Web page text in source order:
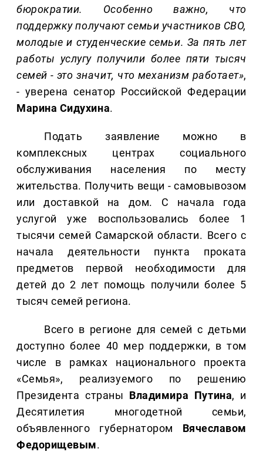
бюрократии. Особенно важно, что
поддержку получают семьи участников СВО,
молодые и студенческие семьи. За пять лет
работы услугу получили более пяти тысяч
семей - это значит, что механизм работает»,
- уверена сенатор Российской Федерации
Марина Сидухина.
Подать заявление можно в
комплексных центрах социального
обслуживания населения по месту
жительства. Получить вещи - самовывозом
или доставкой на дом. С начала года
услугой уже воспользовались более 1
тысячи семей Самарской области. Всего с
начала деятельности пункта проката
предметов первой необходимости для
детей до 2 лет помощь получили более 5
тысяч семей региона.
Всего в регионе для семей с детьми
доступно более 40 мер поддержки, в том
числе в рамках национального проекта
«Семья», реализуемого по решению
Президента страны Владимира Путина, и
Десятилетия многодетной семьи,
объявленного губернатором Вячеславом
Федорищевым.